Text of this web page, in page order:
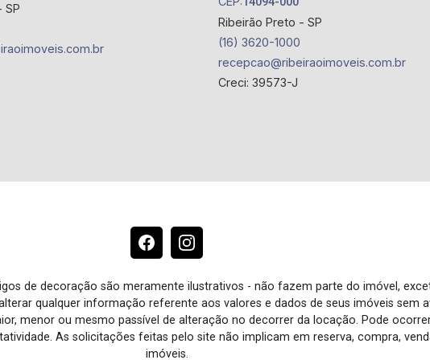
SP
Ribeirão Preto - SP
(16) 3620-1000
recepcao@ribeiraoimoveis.com.br
Creci: 39573-J
de decoração são meramente ilustrativos - não fazem parte do imóvel,
qualquer informação referente aos valores e dados de seus imóveis sem
menor ou mesmo passível de alteração no decorrer da locação. Pode
As solicitações feitas pelo site não implicam em reserva, compra,
imóveis.